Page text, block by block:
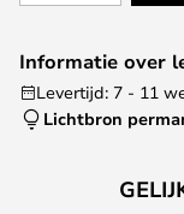
Informatie over
Levertijd: 7 - 11
Lichtbron